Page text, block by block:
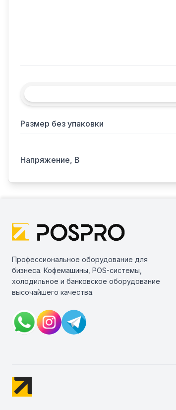
Размер без упаковки
Напряжение, В
Профессиональное оборудование для
бизнеса. Кофемашины, POS-системы,
холодильное и банковское оборудование
высочайшего качества.